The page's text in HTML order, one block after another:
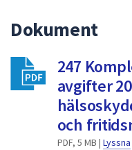
Dokument
247
avgifter
och
PDF, 5 MB | Lyssna